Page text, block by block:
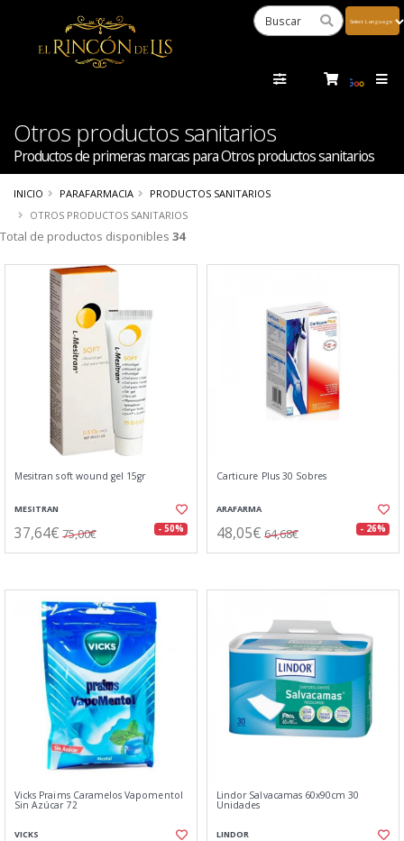
Otros productos sanitarios
Productos de primeras marcas para Otros productos sanitarios
INICIO PARAFARMACIA
PRODUCTOS SANITARIOS
OTROS PRODUCTOS SANITARIOS
Total de productos disponibles 34
Mesitran soft wound gel 15gr
MESITRAN
37,64€ 75,00€ - 50%
Carticure Plus 30 Sobres
ARAFARMA
48,05€ 64,68€ - 26%
Vicks Praims Caramelos Vapomentol
Sin Azúcar 72
VICKS
Lindor Salvacamas 60x90cm 30
Unidades
LINDOR